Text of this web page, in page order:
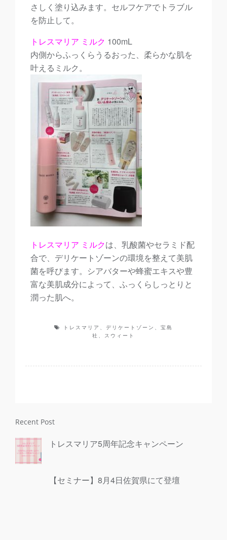
さしく塗り込みます。セルフケアでトラブル
を防止して。
トレスマリア ミルク 100mL
内側からふっくらうるおった、柔らかな肌を
叶えるミルク。
トレスマリア ミルクは、乳酸菌やセラミド配
合で、デリケートゾーンの環境を整えて美肌
菌を呼びます。シアバターや蜂蜜エキスや豊
富な美肌成分によって、ふっくらしっとりと
潤った肌へ。
トレスマリア、デリケートゾーン、宝島
社、スウィート
Recent Post
トレスマリア5周年記念キャンペーン
【セミナー】8月4日佐賀県にて登壇